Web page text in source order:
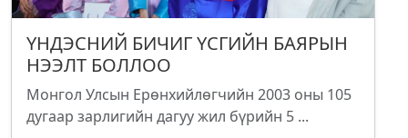
ҮНДЭСНИЙ БИЧИГ ҮСГИЙН БАЯРЫН
НЭЭЛТ БОЛЛОО
Монгол Улсын Ерөнхийлөгчийн 2003 оны 105
дугаар зарлигийн дагуу жил бүрийн 5 ...